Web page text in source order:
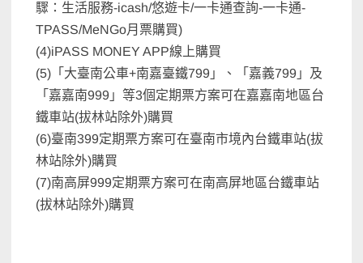
驟：生活服務-icash/悠遊卡/一卡通查詢-一卡通-
TPASS/MeNGo月票購買)
(4)iPASS MONEY APP線上購買
(5)「大臺南公車+南嘉臺鐵799」、「嘉義799」及
「嘉嘉南999」等3個定期票方案可在嘉嘉南地區台
鐵車站(拔林站除外)購買
(6)臺南399定期票方案可在臺南市境內台鐵車站(拔
林站除外)購買
(7)南高屏999定期票方案可在南高屏地區台鐵車站
(拔林站除外)購買